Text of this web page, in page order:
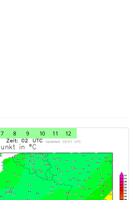
7 8 9 10 11 12